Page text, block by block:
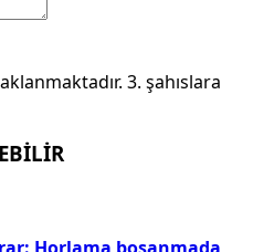
3. şahıslara